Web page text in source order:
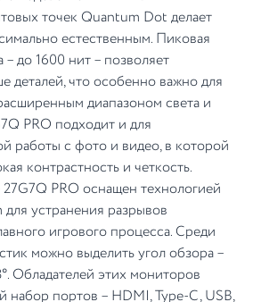
точек Quantum Dot делает
естественным. Пиковая
до 1600 нит – позволяет
деталей, что особенно важно для
диапазоном света и
PRO подходит и для
работы с фото и видео, в которой
контрастность и четкость.
PRO оснащен технологией
устранения разрывов
игрового процесса. Среди
можно выделить угол обзора –
Обладателей этих мониторов
набор портов – HDMI, Type-C, USB,